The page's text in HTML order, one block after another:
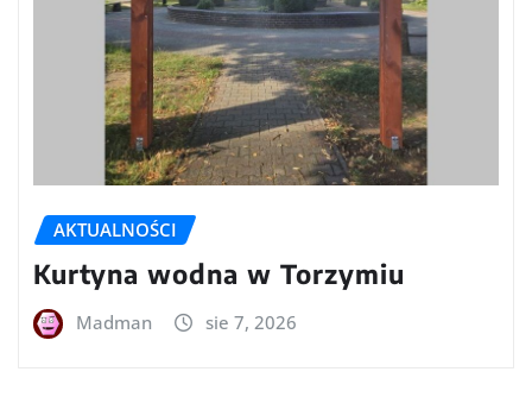
AKTUALNOŚCI
Kurtyna wodna w Torzymiu
Madman sie 7, 2026